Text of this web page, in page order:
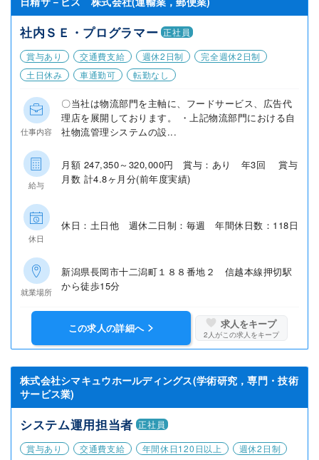
社内ＳＥ・プログラマー 正社員
賞与あり
交通費支給 週休2日制
完全週休2日制
土日休み
車通勤可 転勤なし
仕事内容
〇当社は物流部門を主軸に、フードサービス、広告代
理店を展開しております。 ・上記物流部門における自
社物流管理システムの設...
給与
月額 247,350～320,000円 賞与：あり 年3回 賞与
月数 計4.8ヶ月分(前年度実績)
休日
休日：土日他 週休二日制：毎週 年間休日数：118日
就業場所
新潟県長岡市十二潟町１８８番地２ 信越本線押切駅
から徒歩15分
この求人の詳細へ 求人をキープ
2 人がこの求人をキープ
株式会社シマキュウホールディングス(学術研究，専門・技術
サービス業)
システム運用担当者 正社員
賞与あり
交通費支給 年間休日120日以上
週休2日制